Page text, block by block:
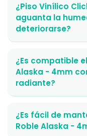
¿Piso Vinílico
aguanta la
deteriorarse?
¿Es compatible
Alaska - 4mm
radiante?
¿Es fácil de
Roble Alaska -